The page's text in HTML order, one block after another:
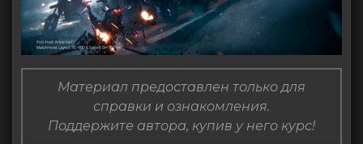
Материал предоставлен только для
справки и ознакомления.
Поддержите автора, купив у него курс!